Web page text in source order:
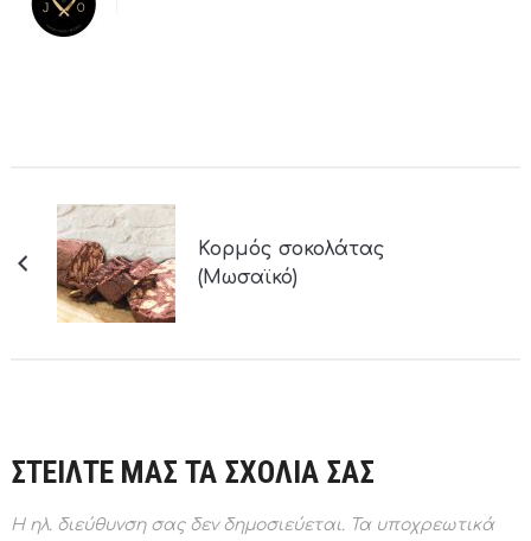
Κορμός σοκολάτας
(Μωσαϊκό)
ΣΤΕΙΛΤΕ ΜΑΣ ΤΑ ΣΧΟΛΙΑ ΣΑΣ
Η ηλ. διεύθυνση σας δεν δημοσιεύεται.Τα υποχρεωτικά